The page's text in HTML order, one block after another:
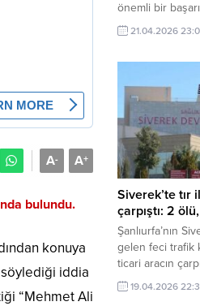
A+
A-
bulundu.
konuya
söylediği iddia
“Mehmet Ali
önemli bir
ilçesinde
hakkında
teslim edildi.
Valiliği İl Basın
Müdürlüğü
göre; İl...
21.04.2026
Siverek’te
çarpıştı: 2
Şanlıurfa’nın
gelen feci trafik
ticari aracın
yaşamını yitirdi,
Haber Merkezi –
19.04.2026